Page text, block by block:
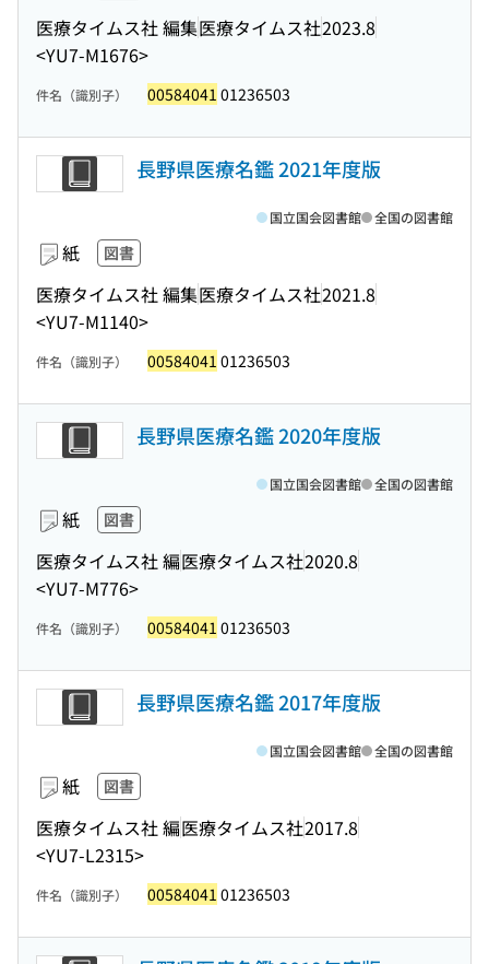
医療タイムス社 編集医療タイムス社2023.8
<YU7-M1676>
件名（識別子） 00584041 01236503
長野県医療名鑑 2021年度版
紙 図書
医療タイムス社 編集医療タイムス社2021.8
<YU7-M1140>
国立国会図書館 全国の図書館
件名（識別子） 00584041 01236503
長野県医療名鑑 2020年度版
紙 図書
医療タイムス社 編医療タイムス社2020.8
<YU7-M776>
国立国会図書館 全国の図書館
件名（識別子） 00584041 01236503
長野県医療名鑑 2017年度版
紙 図書
医療タイムス社 編医療タイムス社2017.8
<YU7-L2315>
国立国会図書館 全国の図書館
件名（識別子） 00584041 01236503